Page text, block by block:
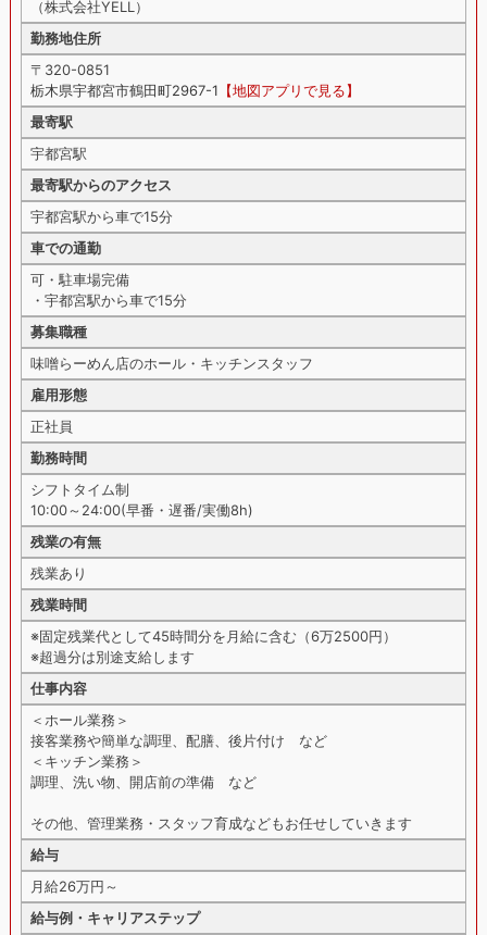
（株式会社YELL）
勤務地住所
〒320-0851
栃木県宇都宮市鶴田町2967-1 【地図アプリで見る】
最寄駅
宇都宮駅
最寄駅からのアクセス
宇都宮駅から車で15分
車での通勤
可・駐車場完備
・宇都宮駅から車で15分
募集職種
味噌らーめん店のホール・キッチンスタッフ
雇用形態
正社員
勤務時間
シフトタイム制
10:00～24:00(早番・遅番/実働8h)
残業の有無
残業あり
残業時間
※固定残業代として45時間分を月給に含む（6万2500円）
※超過分は別途支給します
仕事内容
＜ホール業務＞
接客業務や簡単な調理、配膳、後片付け など
＜キッチン業務＞
調理、洗い物、開店前の準備 など
その他、管理業務・スタッフ育成などもお任せしていきます
給与
月給26万円～
給与例・キャリアステップ